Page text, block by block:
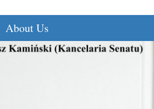
About Us